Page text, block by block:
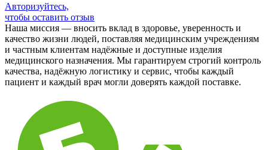
Авторизуйтесь,
чтобы оставить отзыв
Наша миссия — вносить вклад в здоровье, уверенность и
качество жизни людей, поставляя медицинским учреждениям
и частным клиентам надёжные и доступные изделия
медицинского назначения. Мы гарантируем строгий контроль
качества, надёжную логистику и сервис, чтобы каждый
пациент и каждый врач могли доверять каждой поставке.